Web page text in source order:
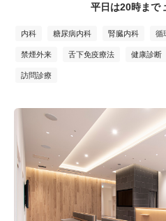
平日は20時まで
内科 糖尿病内科 腎臓内科 循
禁煙外来 舌下免疫療法 健康診断
訪問診療